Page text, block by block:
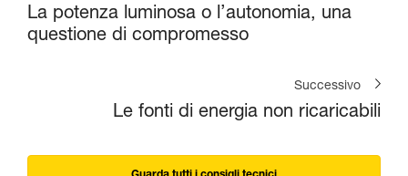
La potenza luminosa o l’autonomia, una
questione di compromesso
Successivo
Le fonti di energia non ricaricabili